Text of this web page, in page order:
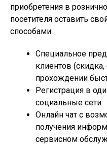
приобретения в
посетителя оставить
способами:
Специальное
клиентов
прохождении
Регистрация в
социальные сети.
Онлайн чат с
получения
сервисном